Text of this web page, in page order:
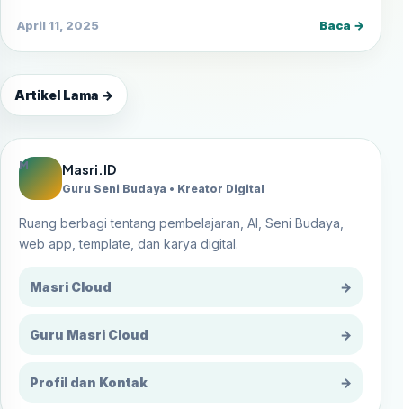
April 11, 2025 Baca →
Artikel Lama →
M Masri.ID
Guru Seni Budaya • Kreator Digital
Ruang berbagi tentang pembelajaran, AI, Seni Budaya,
web app, template, dan karya digital.
Masri Cloud →
Guru Masri Cloud →
Profil dan Kontak →